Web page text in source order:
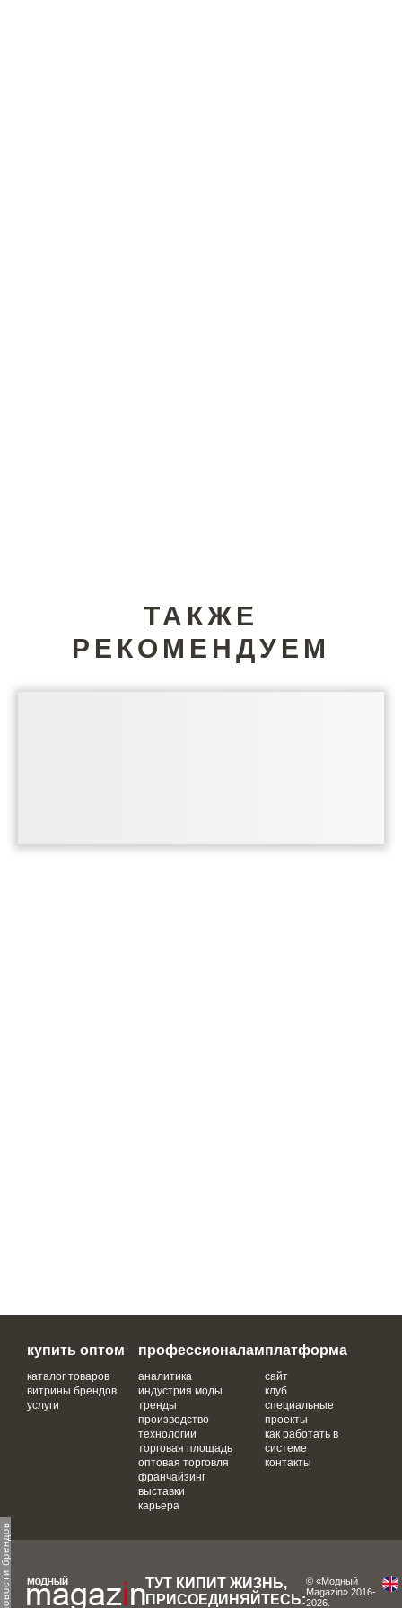
ТАКЖЕ
РЕКОМЕНДУЕМ
купить оптом
каталог товаров
витрины брендов
услуги
профессионалам
аналитика
индустрия моды
тренды
производство
технологии
торговая площадь
оптовая торговля
франчайзинг
выставки
карьера
платформа
сайт
клуб
специальные
проекты
как работать в
системе
контакты
ТУТ КИПИТ ЖИЗНЬ,
ПРИСОЕДИНЯЙТЕСЬ:
© «Модный
Magazin» 2016-
2026.